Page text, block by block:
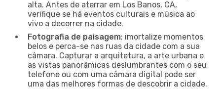
alta. Antes de aterrar em Los Banos, CA,
verifique se há eventos culturais e música ao
vivo a decorrer na cidade.
Fotografia de paisagem: imortalize momentos
belos e perca-se nas ruas da cidade com a sua
câmara. Capturar a arquitetura, a arte urbana e
as vistas panorâmicas deslumbrantes com o seu
telefone ou com uma câmara digital pode ser
uma das melhores formas de descobrir a cidade.